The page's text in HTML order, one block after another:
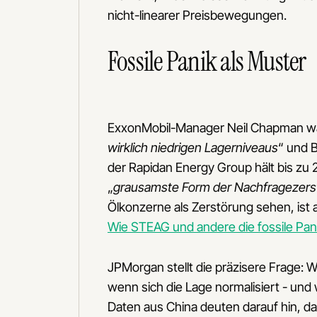
nicht-linearer Preisbewegungen.
Fossile Panik als Muster
ExxonMobil-Manager Neil Chapman
wirklich niedrigen Lagerniveaus“ und
der Rapidan Energy Group hält bis
„grausamste Form der
Ölkonzerne als Zerstörung sehen, ist
Wie STEAG und andere die fossile
JPMorgan stellt die präzisere Frage:
wenn sich die Lage normalisiert -
Daten aus China deuten darauf hin,